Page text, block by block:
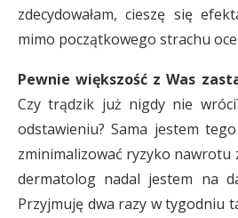
zdecydowałam, cieszę się
mimo początkowego strachu
Pewnie większość z Was
Czy trądzik już nigdy nie
odstawieniu? Sama jestem
zminimalizować ryzyko nawrotu
dermatolog nadal jestem na
Przyjmuję dwa razy w tygodniu